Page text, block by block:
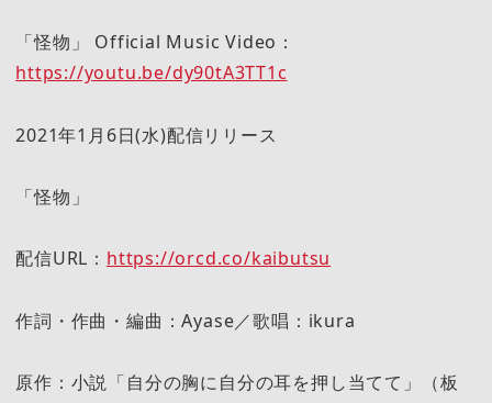
「怪物」 Official Music Video：
https://youtu.be/dy90tA3TT1c
2021年1月6日(水)配信リリース
「怪物」
配信URL： https://orcd.co/kaibutsu
作詞・作曲・編曲：Ayase／歌唱：ikura
原作：小説「自分の胸に自分の耳を押し当てて」（板